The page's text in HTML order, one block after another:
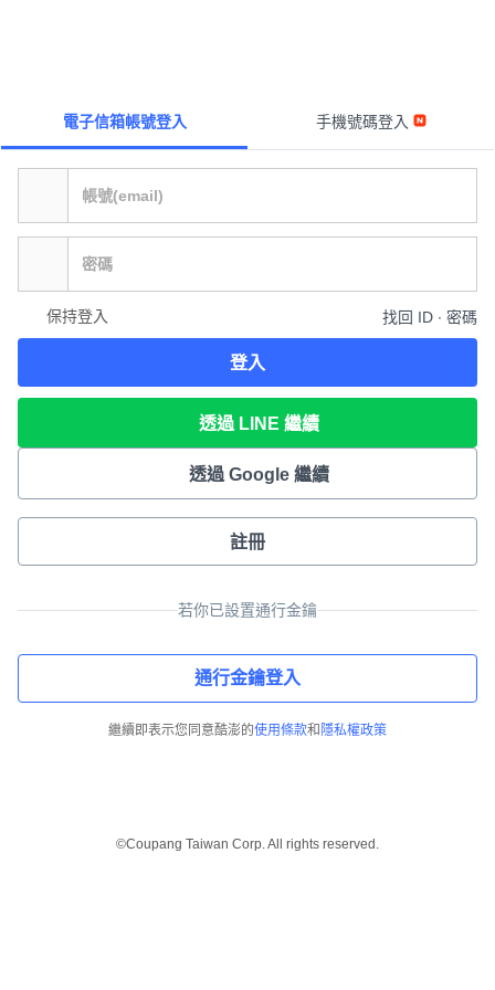
電子信箱帳號登入 手機號碼登入
保持登入 找回 ID ∙ 密碼
登入
透過 LINE 繼續
透過 Google 繼續
註冊
若你已設置通行金鑰
通行金鑰登入
繼續即表示您同意酷澎的使用條款和 隱私權政策
©Coupang Taiwan Corp. All rights reserved.